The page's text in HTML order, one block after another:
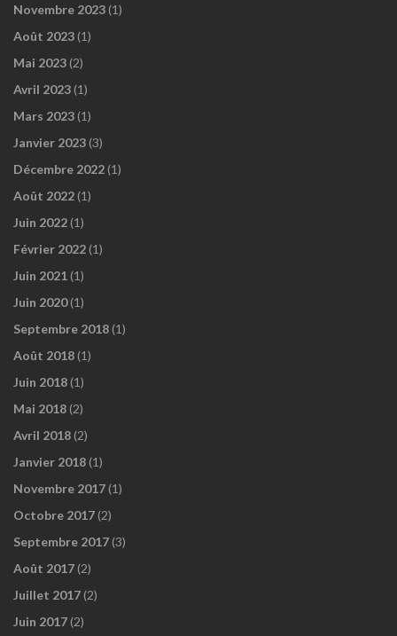
Novembre 2023 (1)
Août 2023 (1)
Mai 2023 (2)
Avril 2023 (1)
Mars 2023 (1)
Janvier 2023 (3)
Décembre 2022 (1)
Août 2022 (1)
Juin 2022 (1)
Février 2022 (1)
Juin 2021 (1)
Juin 2020(1)
Septembre 2018 (1)
Août 2018 (1)
Juin 2018 (1)
Mai 2018 (2)
Avril 2018 (2)
Janvier 2018 (1)
Novembre 2017 (1)
Octobre 2017 (2)
Septembre 2017 (3)
Août 2017 (2)
Juillet 2017 (2)
Juin 2017 (2)